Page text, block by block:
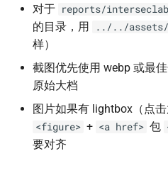
对于 reports/
的目录，用
../../assets/
样）
截图优先使用 webp 或最
原始大档
图片如果有 lightbox（点
<figure> + <a href> 包
要对齐